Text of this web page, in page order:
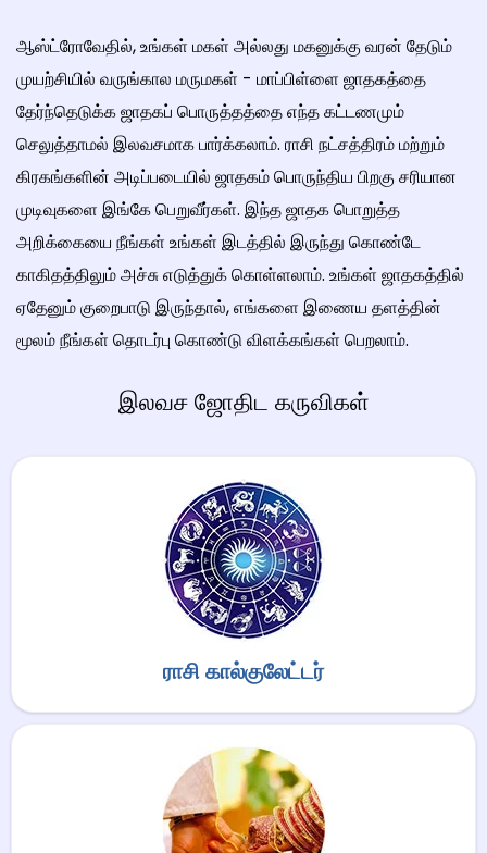
ஆஸ்ட்ரோவேதில், உங்கள் மகள் அல்லது மகனுக்கு வரன் தேடும்
முயற்சியில் வருங்கால மருமகள் - மாப்பிள்ளை ஜாதகத்தை
தேர்ந்தெடுக்க ஜாதகப் பொருத்தத்தை எந்த கட்டணமும்
செலுத்தாமல் இலவசமாக பார்க்கலாம். ராசி நட்சத்திரம் மற்றும்
கிரகங்களின் அடிப்படையில் ஜாதகம் பொருந்திய பிறகு சரியான
முடிவுகளை இங்கே பெறுவீர்கள். இந்த ஜாதக பொறுத்த
அறிக்கையை நீங்கள் உங்கள் இடத்தில் இருந்து கொண்டே
காகிதத்திலும் அச்சு எடுத்துக் கொள்ளலாம். உங்கள் ஜாதகத்தில்
ஏதேனும் குறைபாடு இருந்தால், எங்களை இணைய தளத்தின்
மூலம் நீங்கள் தொடர்பு கொண்டு விளக்கங்கள் பெறலாம்.
இலவச ஜோதிட கருவிகள்
ராசி கால்குலேட்டர்